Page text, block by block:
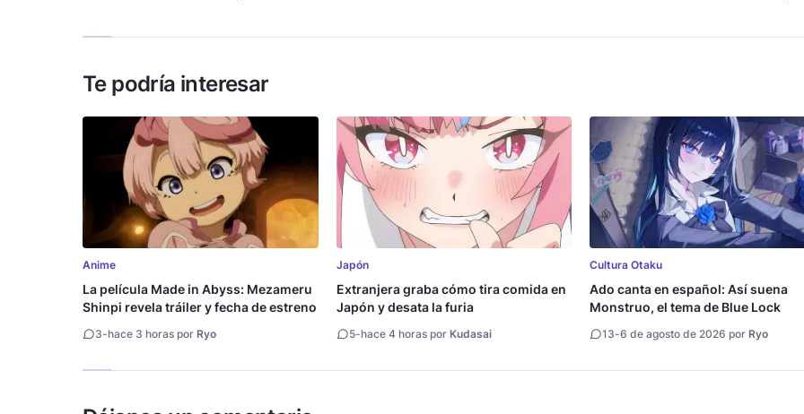
Te podría interesar
Anime
La película Made in Abyss: Mezameru
Shinpi revela tráiler y fecha de estreno
3-hace 3 horas por Ryo
Japón
Extranjera graba cómo tira comida en
Japón y desata la furia
5-hace 4 horas por Kudasai
Cultura Otaku
Ado canta en español: Así suena
Monstruo, el tema de Blue Lock
13-6 de agosto de 2026 por Ryo